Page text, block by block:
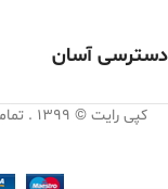
دسترسی آسان
کپی